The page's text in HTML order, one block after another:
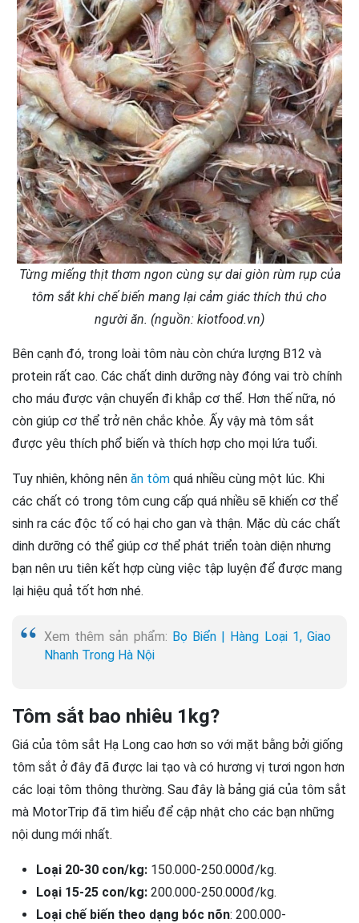
Từng miếng thịt thơm ngon cùng sự dai giòn rùm rụp của
tôm sắt khi chế biến mang lại cảm giác thích thú cho
người ăn. (nguồn: kiotfood.vn)
Bên cạnh đó, trong loài tôm nàu còn chứa lượng B12 và
protein rất cao. Các chất dinh dưỡng này đóng vai trò chính
cho máu được vận chuyển đi khắp cơ thể. Hơn thế nữa, nó
còn giúp cơ thể trở nên chắc khỏe. Ấy vậy mà tôm sắt
được yêu thích phổ biến và thích hợp cho mọi lứa tuổi.
Tuy nhiên, không nên ăn tôm quá nhiều cùng một lúc. Khi
các chất có trong tôm cung cấp quá nhiều sẽ khiến cơ thể
sinh ra các độc tố có hại cho gan và thận. Mặc dù các chất
dinh dưỡng có thể giúp cơ thể phát triển toàn diện nhưng
bạn nên ưu tiên kết hợp cùng việc tập luyện để được mang
lại hiệu quả tốt hơn nhé.
Xem thêm sản phẩm: Bọ Biển | Hàng Loại 1, Giao
Nhanh Trong Hà Nội
Tôm sắt bao nhiêu 1kg?
Giá của tôm sắt Hạ Long cao hơn so với mặt bằng bởi giống
tôm sắt ở đây đã được lai tạo và có hương vị tươi ngon hơn
các loại tôm thông thường. Sau đây là bảng giá của tôm sắt
mà MotorTrip đã tìm hiểu để cập nhật cho các bạn những
nội dung mới nhất.
Loại 20-30 con/kg: 150.000-250.000đ/kg.
Loại 15-25 con/kg: 200.000-250.000đ/kg.
Loại chế biến theo dạng bóc nõn: 200.000-